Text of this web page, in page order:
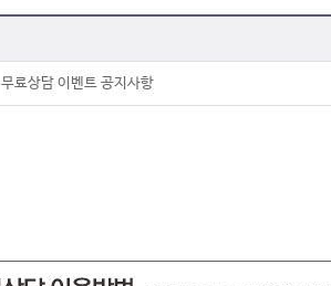
무료상담 이벤트 공지사항